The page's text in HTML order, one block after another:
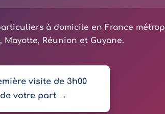
à domicile en France
Réunion et Guyane.
visite de 3h00
votre part →